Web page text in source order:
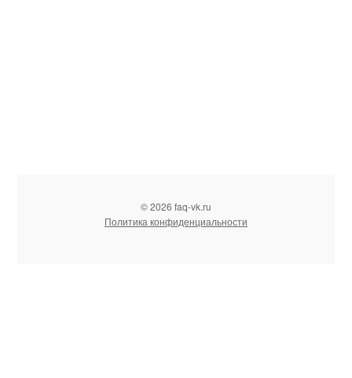
© 2026 faq-vk.ru
Политика конфиденциальности